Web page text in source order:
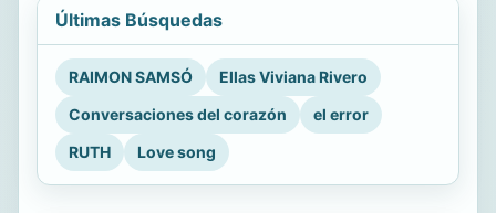
Últimas Búsquedas
RAIMON SAMSÓ
Ellas Viviana Rivero
Conversaciones del corazón
el error
RUTH
Love song